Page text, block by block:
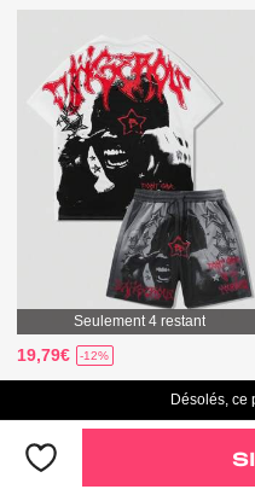
Seulement 4 restant
19,79€ -12%
Désolés, ce